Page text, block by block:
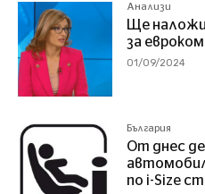
Анализи
Ще наложи
за
01/09/2024
България
От днес
по i-Size